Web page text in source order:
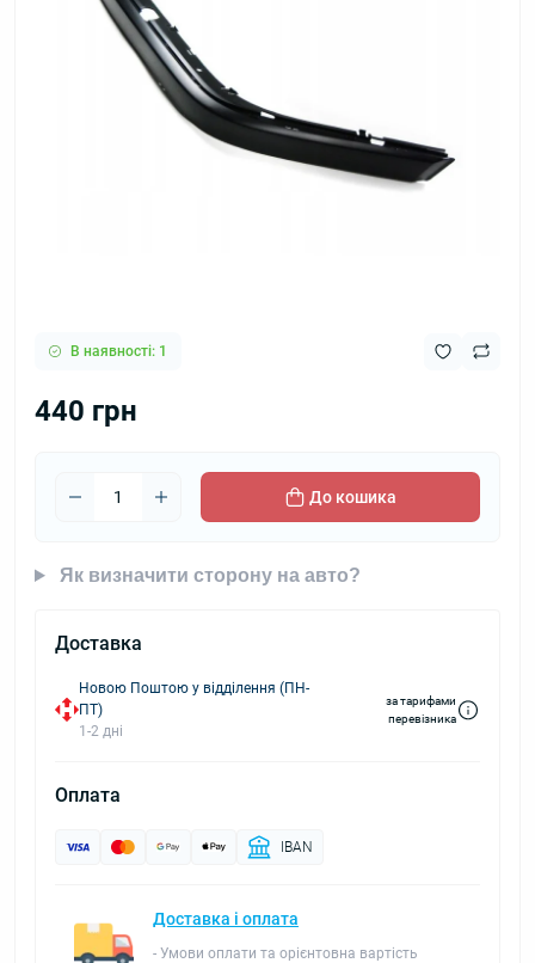
В наявності: 1
440 грн
До кошика
Як визначити сторону на авто?
Доставка
Новою Поштою у відділення (ПН-
ПТ)
1-2 дні
за тарифами
перевізника
Оплата
IBAN
Доставка і оплата
- Умови оплати та орієнтовна вартість